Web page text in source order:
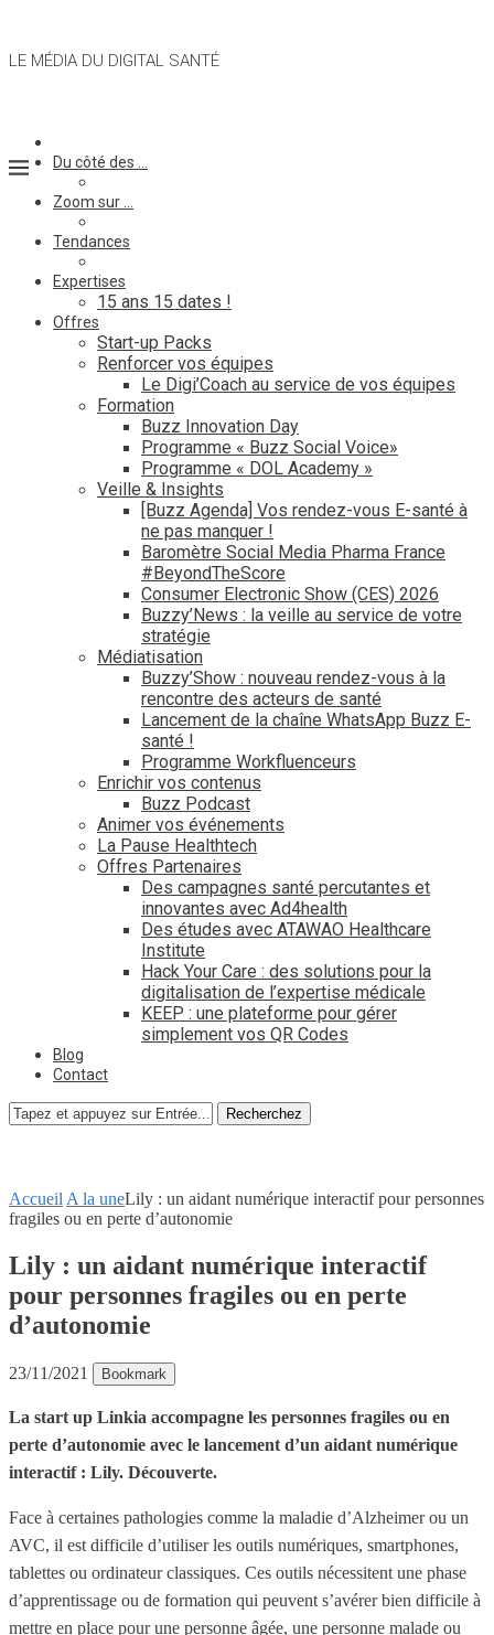
LE MÉDIA DU DIGITAL SANTÉ
Du côté des …
Zoom sur …
Tendances
Expertises
15 ans 15 dates !
Offres
Start-up Packs
Renforcer vos équipes
Le Digi’Coach au service de vos équipes
Formation
Buzz Innovation Day
Programme « Buzz Social Voice»
Programme « DOL Academy »
Veille & Insights
[Buzz Agenda] Vos rendez-vous E-santé à
ne pas manquer !
Baromètre Social Media Pharma France
#BeyondTheScore
Consumer Electronic Show (CES) 2026
Buzzy’News : la veille au service de votre
stratégie
Médiatisation
Buzzy’Show : nouveau rendez-vous à la
rencontre des acteurs de santé
Lancement de la chaîne WhatsApp Buzz E-
santé !
Programme Workfluenceurs
Enrichir vos contenus
Buzz Podcast
Animer vos événements
La Pause Healthtech
Offres Partenaires
Des campagnes santé percutantes et
innovantes avec Ad4health
Des études avec ATAWAO Healthcare
Institute
Hack Your Care : des solutions pour la
digitalisation de l’expertise médicale
KEEP : une plateforme pour gérer
simplement vos QR Codes
Blog
Contact
Recherchez
Accueil A la uneLily : un aidant numérique interactif pour personnes
fragiles ou en perte d’autonomie
Lily : un aidant numérique interactif
pour personnes fragiles ou en perte
d’autonomie
23/11/2021 Bookmark
La start up Linkia accompagne les personnes fragiles ou en
perte d’autonomie avec le lancement d’un aidant numérique
interactif : Lily. Découverte.
Face à certaines pathologies comme la maladie d’Alzheimer ou un
AVC, il est difficile d’utiliser les outils numériques, smartphones,
tablettes ou ordinateur classiques. Ces outils nécessitent une phase
d’apprentissage ou de formation qui peuvent s’avérer bien difficile à
mettre en place pour une personne âgée, une personne malade ou